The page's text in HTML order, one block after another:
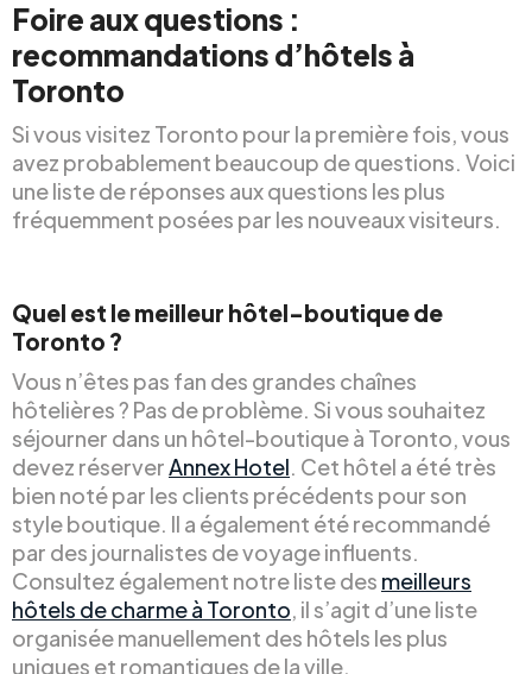
Foire aux questions :
recommandations d’hôtels à
Toronto
Si vous visitez Toronto pour la première fois, vous
avez probablement beaucoup de questions. Voici
une liste de réponses aux questions les plus
fréquemment posées par les nouveaux visiteurs.
Quel est le meilleur hôtel-boutique de
Toronto ?
Vous n’êtes pas fan des grandes chaînes
hôtelières ? Pas de problème. Si vous souhaitez
séjourner dans un hôtel-boutique à Toronto, vous
devez réserverAnnex Hotel. Cet hôtel a été très
bien noté par les clients précédents pour son
style boutique. Il a également été recommandé
par des journalistes de voyage influents.
Consultez également notre liste des meilleurs
hôtels de charme à Toronto, il s’agit d’une liste
organisée manuellement des hôtels les plus
uniques et romantiques de la ville.